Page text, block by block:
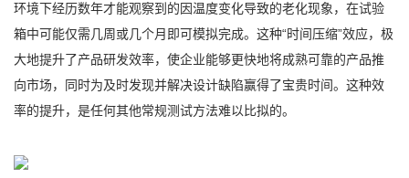
环境下经历数年才能观察到的因温度变化导致的老化现象，在试验
箱中可能仅需几周或几个月即可模拟完成。这种“时间压缩”效应，极
大地提升了产品研发效率，使企业能够更快地将成熟可靠的产品推
向市场，同时为及时发现并解决设计缺陷赢得了宝贵时间。这种效
率的提升，是任何其他常规测试方法难以比拟的。